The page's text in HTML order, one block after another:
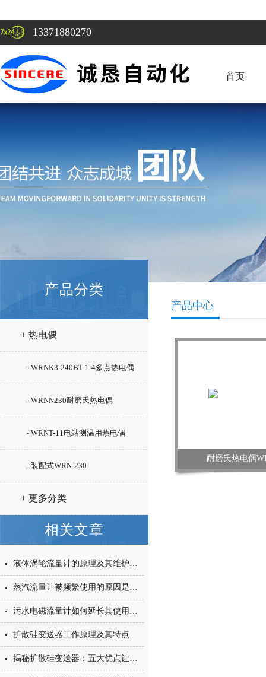
13371880270
首页
产品分类
+ 热电偶
- WRNK3-240BT 1-4多点热电偶
- WRNN230耐磨氏热电偶
- WRNT-11电站测温用热电偶
- 装配式WRN-230
+ 更多分类
相关文章
液体涡轮流量计的原理及其维护保养措施
蒸汽流量计被频繁使用的原因是什么
污水电磁流量计如何延长其使用寿命？
扩散硅变送器工作原理及其特点
揭秘扩散硅变送器：五大优点让你的设备升级！
产品中心
耐磨氏热电偶